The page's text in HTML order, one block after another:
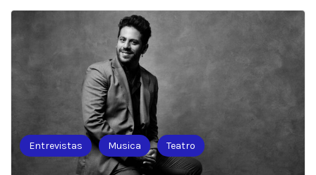
Entrevistas Musica Teatro